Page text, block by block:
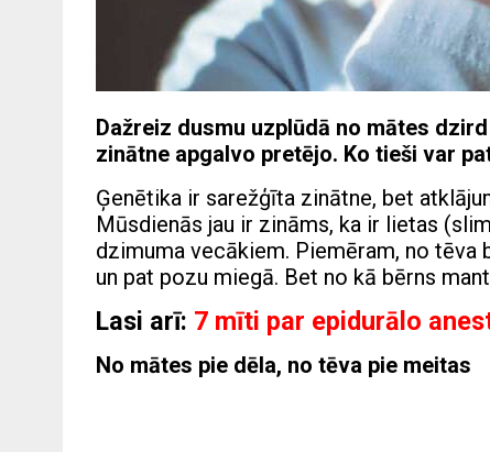
Dažreiz dusmu uzplūdā no mātes
zinātne apgalvo pretējo. Ko tieši var
Ģenētika ir sarežģīta zinātne, bet
Mūsdienās jau ir zināms, ka ir lietas
dzimuma vecākiem. Piemēram, no
un pat pozu miegā. Bet no kā bērns
Lasi arī: 7 mīti par epidurālo
No mātes pie dēla, no tēva pie meitas